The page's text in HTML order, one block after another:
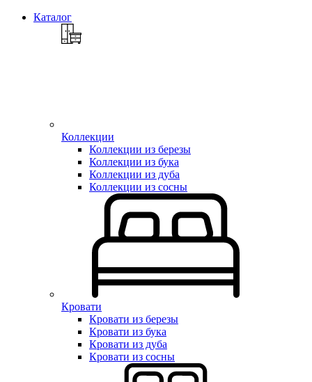
Каталог
Коллекции
Коллекции из березы
Коллекции из бука
Коллекции из дуба
Коллекции из сосны
Кровати
Кровати из березы
Кровати из бука
Кровати из дуба
Кровати из сосны